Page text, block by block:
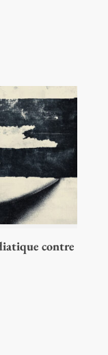
contre